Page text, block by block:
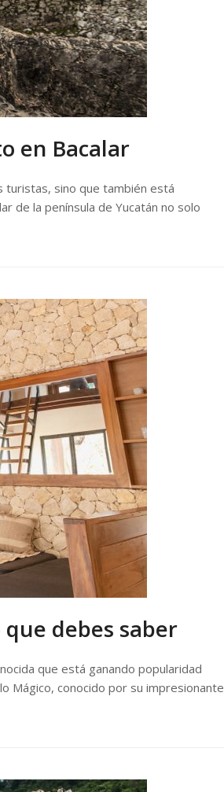
en Bacalar
turistas, sino que también está
de la península de Yucatán no solo
debes saber
que está ganando popularidad
Mágico, conocido por su impresionante